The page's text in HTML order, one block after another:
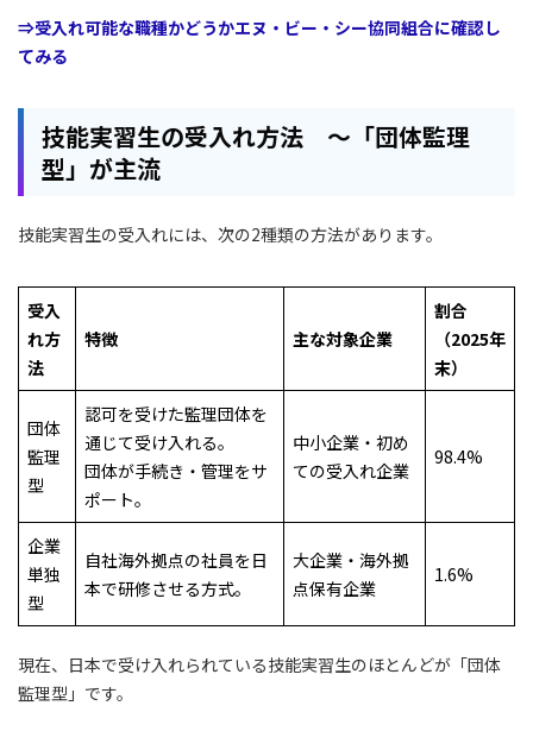
⇒受入れ可能な職種かどうかエヌ・ビー・シー協同組合に確認し
てみる
技能実習生の受入れ方法 ～「団体監理
型」が主流
技能実習生の受入れには、次の2種類の方法があります。
受入
れ方
法
特徴 主な対象企業
割合
（2025年
末）
団体
監理
型
認可を受けた監理団体を
通じて受け入れる。
団体が手続き・管理をサ
ポート。
中小企業・初め
ての受入れ企業
98.4%
企業
単独
型
自社海外拠点の社員を日
本で研修させる方式。
大企業・海外拠
点保有企業
1.6%
現在、日本で受け入れられている技能実習生のほとんどが「団体
監理型」です。